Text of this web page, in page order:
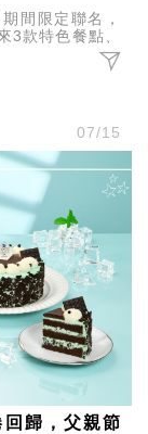
間限定聯名，
3款特色餐點、
07/15
歸，父親節